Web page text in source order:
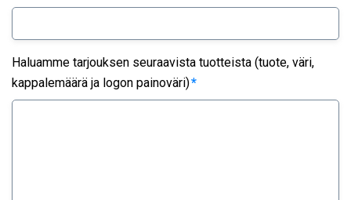
Haluamme tarjouksen seuraavista tuotteista (tuote, väri,
kappalemäärä ja logon painoväri)*